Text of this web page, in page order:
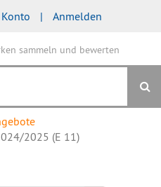
Anmelden
2025 (E 11)